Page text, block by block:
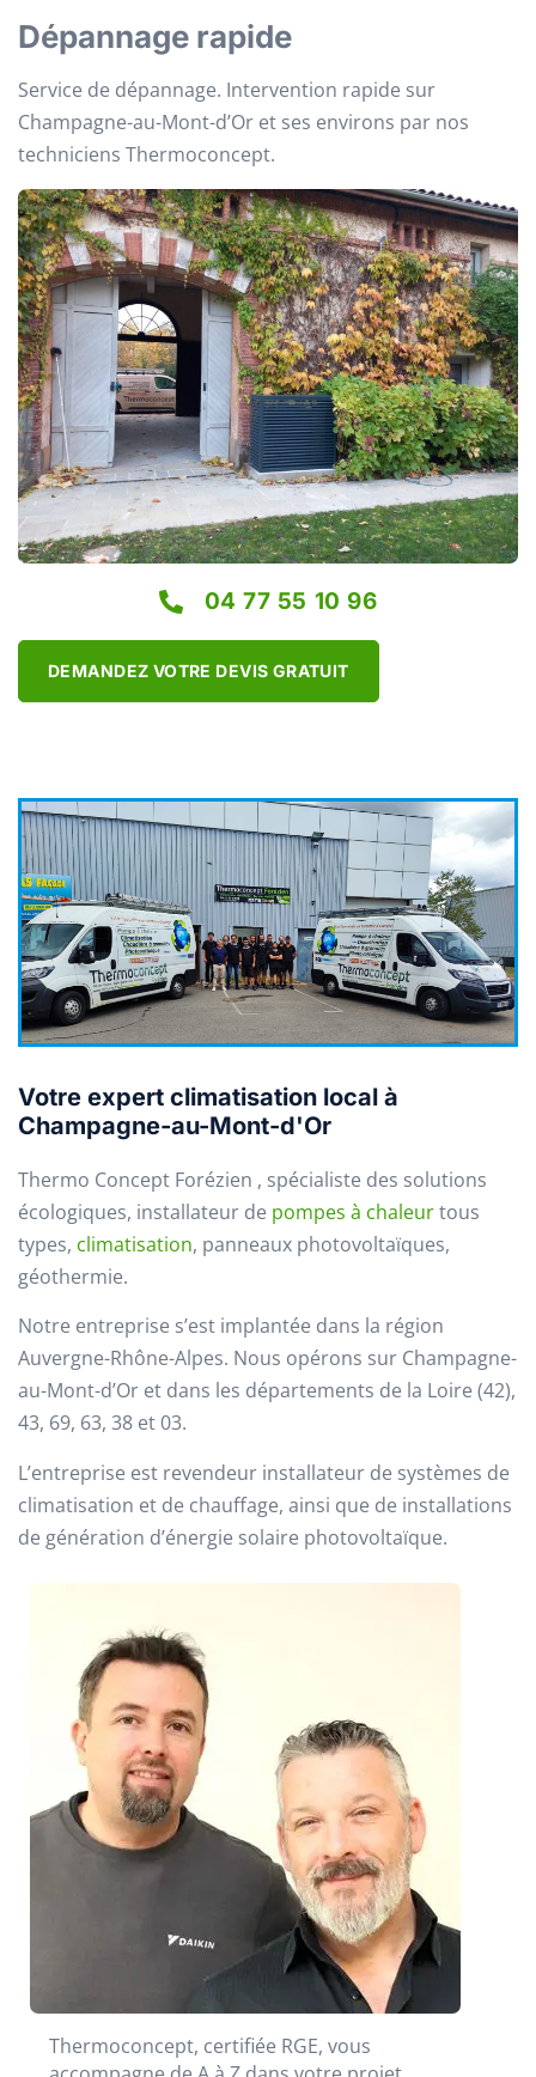
Dépannage rapide
Service de dépannage. Intervention rapide sur
Champagne-au-Mont-d’Or et ses environs par nos
techniciens Thermoconcept.
04 77 55 10 96
DEMANDEZ VOTRE DEVIS GRATUIT
Votre expert climatisation local à
Champagne-au-Mont-d'Or
Thermo Concept Forézien , spécialiste des solutions
écologiques, installateur de pompes à chaleurtous
types, climatisation, panneaux photovoltaïques,
géothermie.
Notre entreprise s’est implantée dans la région
Auvergne-Rhône-Alpes. Nous opérons sur Champagne-
au-Mont-d’Or et dans les départements de la Loire (42),
43, 69, 63, 38 et 03.
L’entreprise est revendeur installateur de systèmes de
climatisation et de chauffage, ainsi que de installations
de génération d’énergie solaire photovoltaïque.
Thermoconcept, certifiée RGE, vous